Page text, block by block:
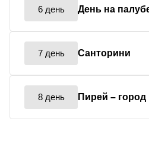
6 день День на
7 день Санторини
8 день Пирей –